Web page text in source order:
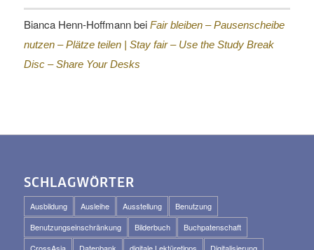
Bianca Henn-Hoffmannbei Fair bleiben – Pausenscheibe
nutzen – Plätze teilen | Stay fair – Use the Study Break
Disc – Share Your Desks
SCHLAGWÖRTER
Ausbildung Ausleihe Ausstellung
Benutzung
Benutzungseinschränkung
Bilderbuch
Buchpatenschaft